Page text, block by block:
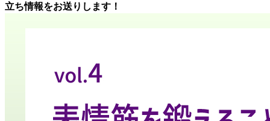
立ち情報をお送りします！